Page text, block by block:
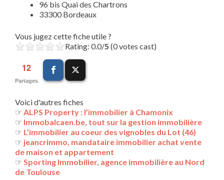
96 bis Quai des Chartrons
33300 Bordeaux
Vous jugez cette fiche utile ?
Rating: 0.0/5 (0 votes cast)
12
Partages
Voici d'autres fiches
☞ ALPS Property : l’immobilier à Chamonix
☞ Immobalcaen.be, tout sur la gestion immobilière
☞ L’immobilier au coeur des vignobles du Lot (46)
☞ jeancrimmo, mandataire immobilier achat vente
de maison et appartement
☞ Sporting Immobilier, agence immobilière au Nord
de Toulouse